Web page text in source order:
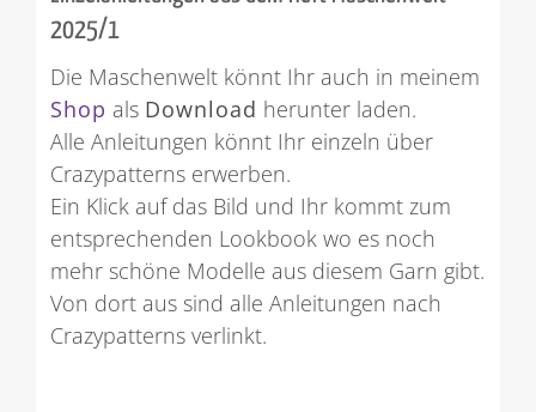
2025/1
Die Maschenwelt könnt Ihr auch in meinem
Shop als Download herunter laden.
Alle Anleitungen könnt Ihr einzeln über
Crazypatterns erwerben.
Ein Klick auf das Bild und Ihr kommt zum
entsprechenden Lookbook wo es noch
mehr schöne Modelle aus diesem Garn gibt.
Von dort aus sind alle Anleitungen nach
Crazypatterns verlinkt.